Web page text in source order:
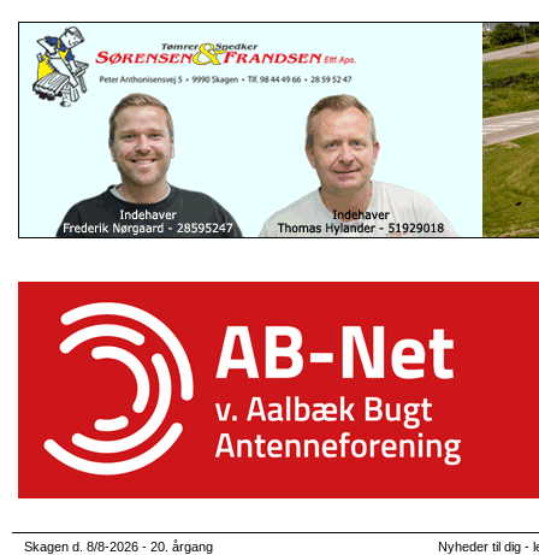
Skagen d. 8/8-2026 - 20. årgang Nyheder til dig -